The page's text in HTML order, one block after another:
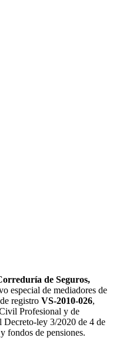
de Seguros,
especial de mediadores de
registro VS-2010-026,
Profesional y de
Decreto-ley 3/2020 de 4 de
fondos de pensiones.